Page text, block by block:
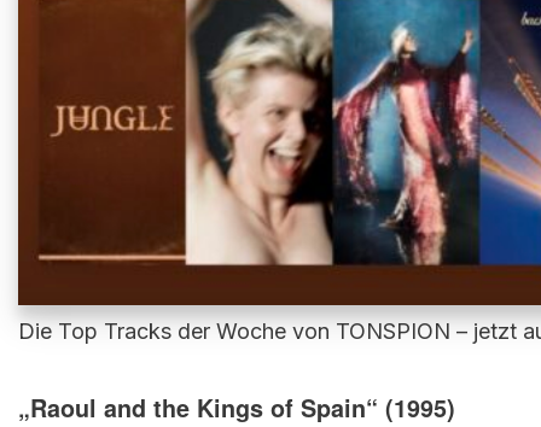
Die Top Tracks der Woche von TONSPION – jetzt
„Raoul and the Kings of Spain“ (1995)